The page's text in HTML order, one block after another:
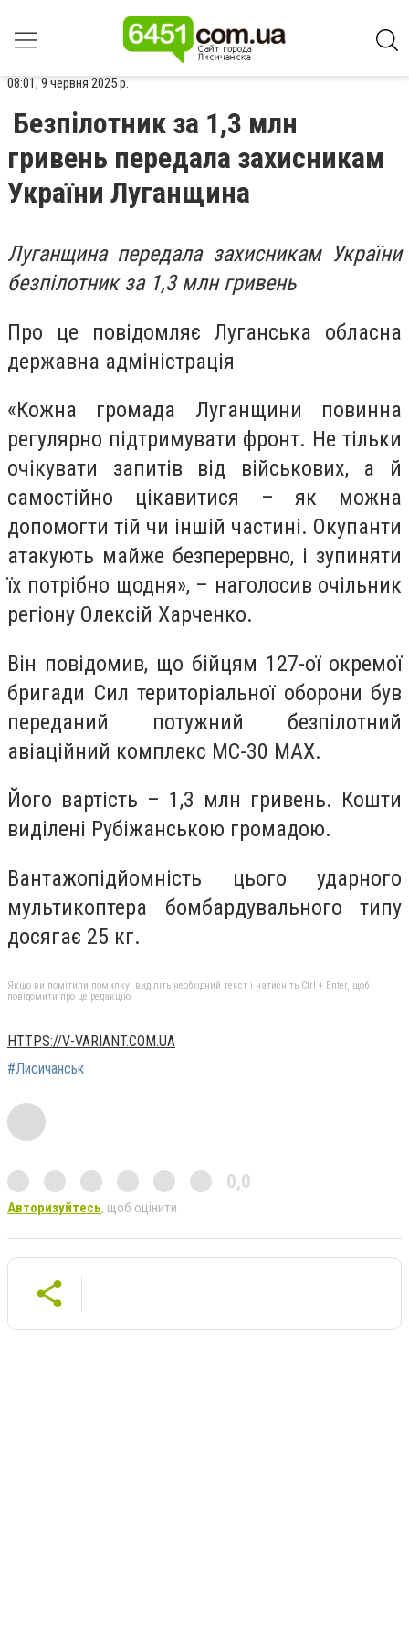
08:01, 9 червня 2025 р.
Безпілотник за 1,3 млн
гривень передала захисникам
України Луганщина
Луганщина передала захисникам України
безпілотник за 1,3 млн гривень
Про це повідомляє Луганська обласна
державна адміністрація
«Кожна громада Луганщини повинна
регулярно підтримувати фронт. Не тільки
очікувати запитів від військових, а й
самостійно цікавитися – як можна
допомогти тій чи іншій частині. Окупанти
атакують майже безперервно, і зупиняти
їх потрібно щодня», – наголосив очільник
регіону Олексій Харченко.
Він повідомив, що бійцям 127-ої окремої
бригади Сил територіальної оборони був
переданий потужний безпілотний
авіаційний комплекс MC-30 MAX.
Його вартість – 1,3 млн гривень. Кошти
виділені Рубіжанською громадою.
Вантажопідйомність цього ударного
мультикоптера бомбардувального типу
досягає 25 кг.
Якщо ви помітили помилку, виділіть необхідний текст і натисніть Ctrl + Enter, щоб
повідомити про це редакцію
HTTPS://V-VARIANT.COM.UA
#Лисичанськ
0,0
Авторизуйтесь, щоб оцінити